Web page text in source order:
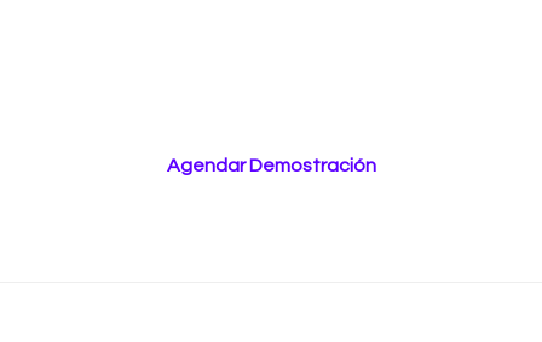
Agendar Demostración